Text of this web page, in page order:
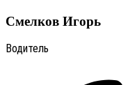
Смелков Игорь
Водитель